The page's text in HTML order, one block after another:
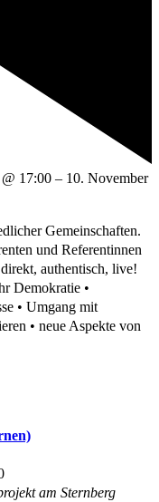
17:00 – 10. November
Gemeinschaften.
und Referentinnen
authentisch, live!
Demokratie •
• Umgang mit
• neue Aspekte von
am Sternberg